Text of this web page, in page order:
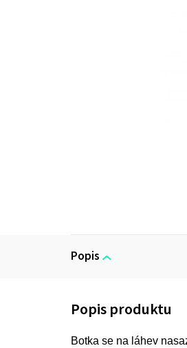
Popis
Botka se na láhev